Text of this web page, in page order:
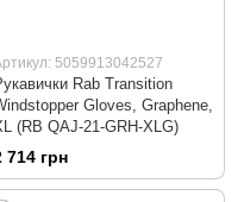
5059913042527
Rab Transition
Gloves, Graphene,
(RB QAJ-21-GRH-XLG)
714 грн